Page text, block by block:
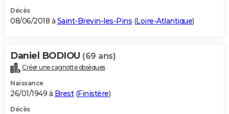
Décès
08/06/2018 à Saint-Brevin-les-Pins (Loire-Atlantique)
Daniel BODIOU (69 ans)
Créer une cagnotte obsèques
Naissance
26/01/1949 à Brest(Finistère)
Décès